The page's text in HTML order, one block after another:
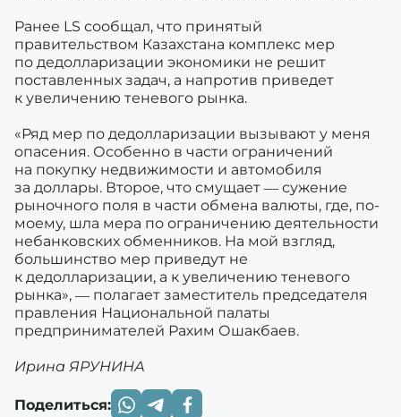
Ранее LS сообщал, что принятый
правительством Казахстана комплекс мер
по дедолларизации экономики не решит
поставленных задач, а напротив приведет
к увеличению теневого рынка.
«Ряд мер по дедолларизации вызывают у меня
опасения. Особенно в части ограничений
на покупку недвижимости и автомобиля
за доллары. Второе, что смущает — сужение
рыночного поля в части обмена валюты, где, по-
моему, шла мера по ограничению деятельности
небанковских обменников. На мой взгляд,
большинство мер приведут не
к дедолларизации, а к увеличению теневого
рынка», — полагает заместитель председателя
правления Национальной палаты
предпринимателей Рахим Ошакбаев.
Ирина ЯРУНИНА
Поделиться: